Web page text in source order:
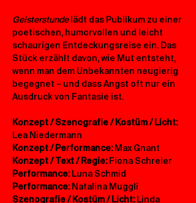
Geisterstunde lädt das Publikum zu einer
poetischen, humorvollen und leicht
schaurigen Entdeckungsreise ein. Das
Stück erzählt davon, wie Mut entsteht,
wenn man dem Unbekannten neugierig
begegnet – und dass Angst oft nur ein
Ausdruck von Fantasie ist.
Konzept / Szenografie / Kostüm / Licht:
Lea Niedermann
Konzept / Performance: Max Gnant
Konzept / Text / Regie: Fiona Schreier
Performance: Luna Schmid
Performance: Natalina Muggli
Szenografie / Kostüm / Licht: Linda